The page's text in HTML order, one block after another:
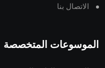
الاتصال بنا
الموسوعات المتخصصة